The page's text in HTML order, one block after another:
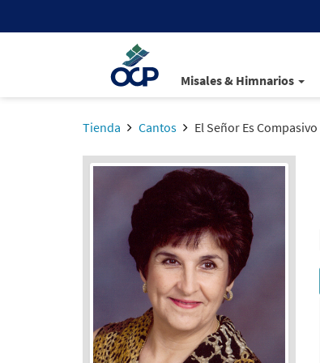
Misales & Himnarios
Tienda Cantos El Señor Es Compasivo